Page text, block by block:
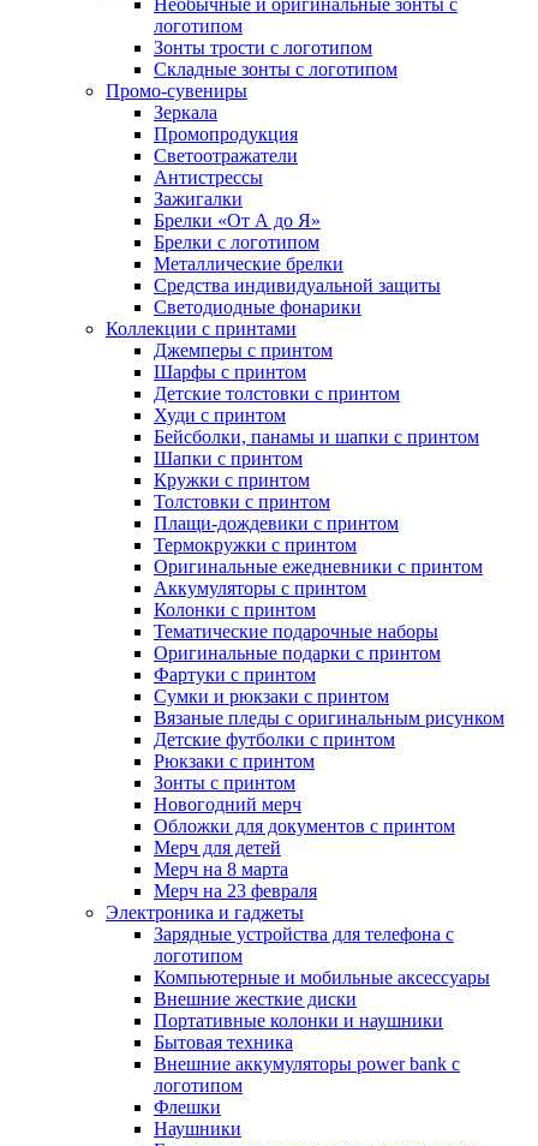
Необычные и оригинальные зонты с
логотипом
Зонты трости с логотипом
Складные зонты с логотипом
Промо-сувениры
Зеркала
Промопродукция
Светоотражатели
Антистрессы
Зажигалки
Брелки «От А до Я»
Брелки с логотипом
Металлические брелки
Средства индивидуальной защиты
Светодиодные фонарики
Коллекции с принтами
Джемперы с принтом
Шарфы с принтом
Детские толстовки с принтом
Худи с принтом
Бейсболки, панамы и шапки с принтом
Шапки с принтом
Кружки с принтом
Толстовки с принтом
Плащи-дождевики с принтом
Термокружки с принтом
Оригинальные ежедневники с принтом
Аккумуляторы с принтом
Колонки с принтом
Тематические подарочные наборы
Оригинальные подарки с принтом
Фартуки с принтом
Сумки и рюкзаки с принтом
Вязаные пледы с оригинальным рисунком
Детские футболки с принтом
Рюкзаки с принтом
Зонты с принтом
Новогодний мерч
Обложки для документов с принтом
Мерч для детей
Мерч на 8 марта
Мерч на 23 февраля
Электроника и гаджеты
Зарядные устройства для телефона с
логотипом
Компьютерные и мобильные аксессуары
Внешние жесткие диски
Портативные колонки и наушники
Бытовая техника
Внешние аккумуляторы power bank с
логотипом
Флешки
Наушники